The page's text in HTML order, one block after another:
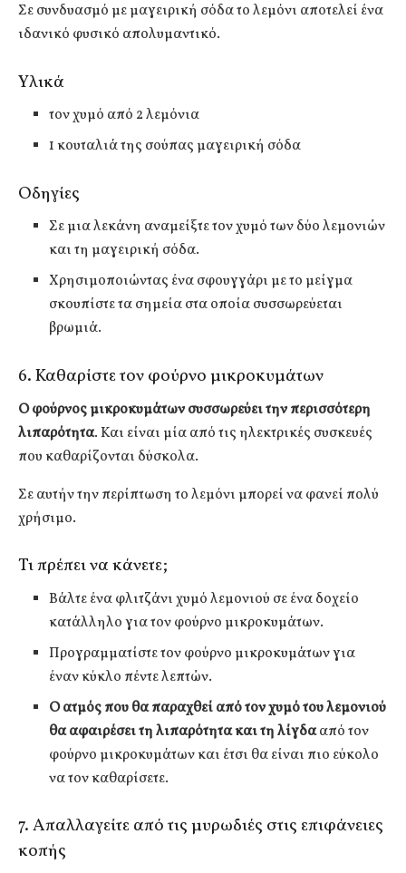
Σε συνδυασμό με μαγειρική σόδα το λεμόνι αποτελεί ένα
ιδανικό φυσικό απολυμαντικό.
Υλικά
τον χυμό από 2 λεμόνια
1 κουταλιά της σούπας μαγειρική σόδα
Οδηγίες
Σε μια λεκάνη αναμείξτε τον χυμό των δύο λεμονιών
και τη μαγειρική σόδα.
Χρησιμοποιώντας ένα σφουγγάρι με το μείγμα
σκουπίστε τα σημεία στα οποία συσσωρεύεται
βρωμιά.
6. Καθαρίστε τον φούρνο μικροκυμάτων
Ο φούρνος μικροκυμάτων συσσωρεύει την περισσότερη
λιπαρότητα. Και είναι μία από τις ηλεκτρικές συσκευές
που καθαρίζονται δύσκολα.
Σε αυτήν την περίπτωση το λεμόνι μπορεί να φανεί πολύ
χρήσιμο.
Τι πρέπει να κάνετε;
Βάλτε ένα φλιτζάνι χυμό λεμονιού σε ένα δοχείο
κατάλληλο για τον φούρνο μικροκυμάτων.
Προγραμματίστε τον φούρνο μικροκυμάτων για
έναν κύκλο πέντε λεπτών.
Ο ατμός που θα παραχθεί από τον χυμό του λεμονιού
θα αφαιρέσει τη λιπαρότητα και τη λίγδααπό τον
φούρνο μικροκυμάτων και έτσι θα είναι πιο εύκολο
να τον καθαρίσετε.
7. Απαλλαγείτε από τις μυρωδιές στις επιφάνειες
κοπής